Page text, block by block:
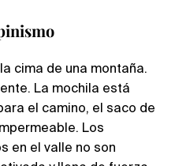
cima de una montaña.
La mochila está
el camino, el saco de
Los
en el valle no son